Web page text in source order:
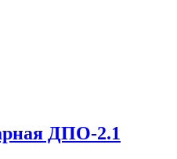
ДПО-2.1